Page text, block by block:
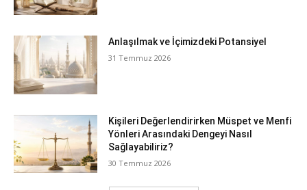
Anlaşılmak ve İçimizdeki Potansiyel
31 Temmuz 2026
Kişileri Değerlendirirken Müspet ve Menfi
Yönleri Arasındaki Dengeyi Nasıl
Sağlayabiliriz?
30 Temmuz 2026